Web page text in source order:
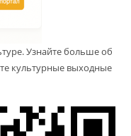
Узнайте больше об
культурные выходные